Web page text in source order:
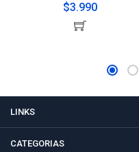
$3.990
LINKS
CATEGORIAS